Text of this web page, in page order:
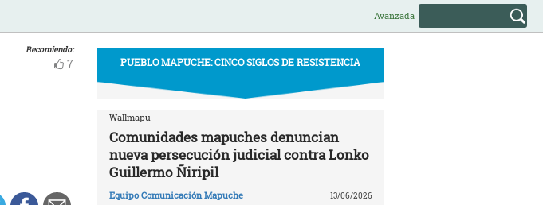
Avanzada
Recomiendo:
7 PUEBLO MAPUCHE: CINCO SIGLOS DE RESISTENCIA
Wallmapu
Comunidades mapuches denuncian
nueva persecución judicial contra Lonko
Guillermo Ñiripil
Equipo Comunicación Mapuche 13/06/2026